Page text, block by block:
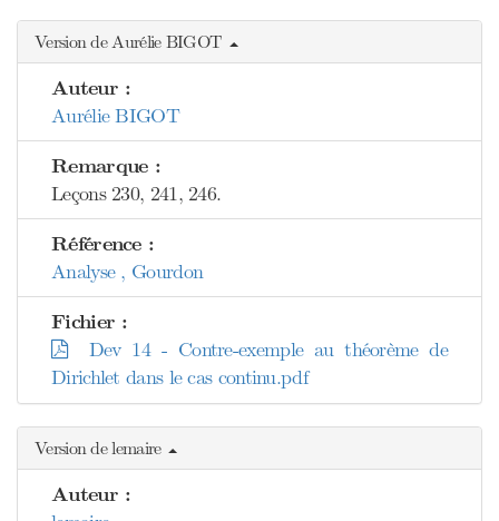
Version de Aurélie BIGOT
Auteur :
Aurélie BIGOT
Remarque :
Leçons 230, 241, 246.
Référence :
Analyse , Gourdon
Fichier :
Dev 14 - Contre-exemple au théorème de
Dirichlet dans le cas continu.pdf
Version de lemaire
Auteur :